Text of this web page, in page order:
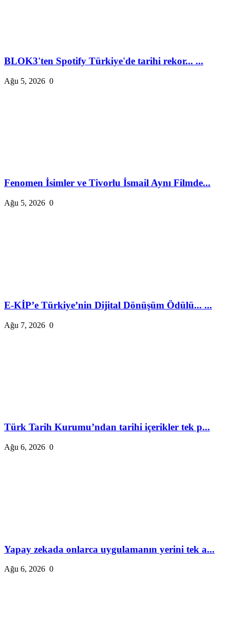
BLOK3'ten Spotify Türkiye'de tarihi rekor... ...
Ağu 5, 2026 0
Fenomen İsimler ve Tivorlu İsmail Aynı Filmde...
Ağu 5, 2026 0
E-KİP’e Türkiye’nin Dijital Dönüşüm Ödülü... ...
Ağu 7, 2026 0
Türk Tarih Kurumu’ndan tarihi içerikler tek p...
Ağu 6, 2026 0
Yapay zekada onlarca uygulamanın yerini tek a...
Ağu 6, 2026 0